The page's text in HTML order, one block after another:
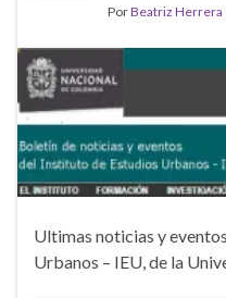
PorBeatriz Herrera
Ultimas noticias y
Urbanos – IEU, de la